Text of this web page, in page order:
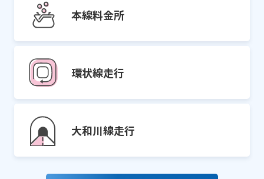
本線料金所
環状線走行
大和川線走行